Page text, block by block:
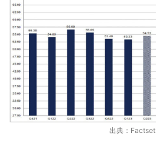
出典：Factset